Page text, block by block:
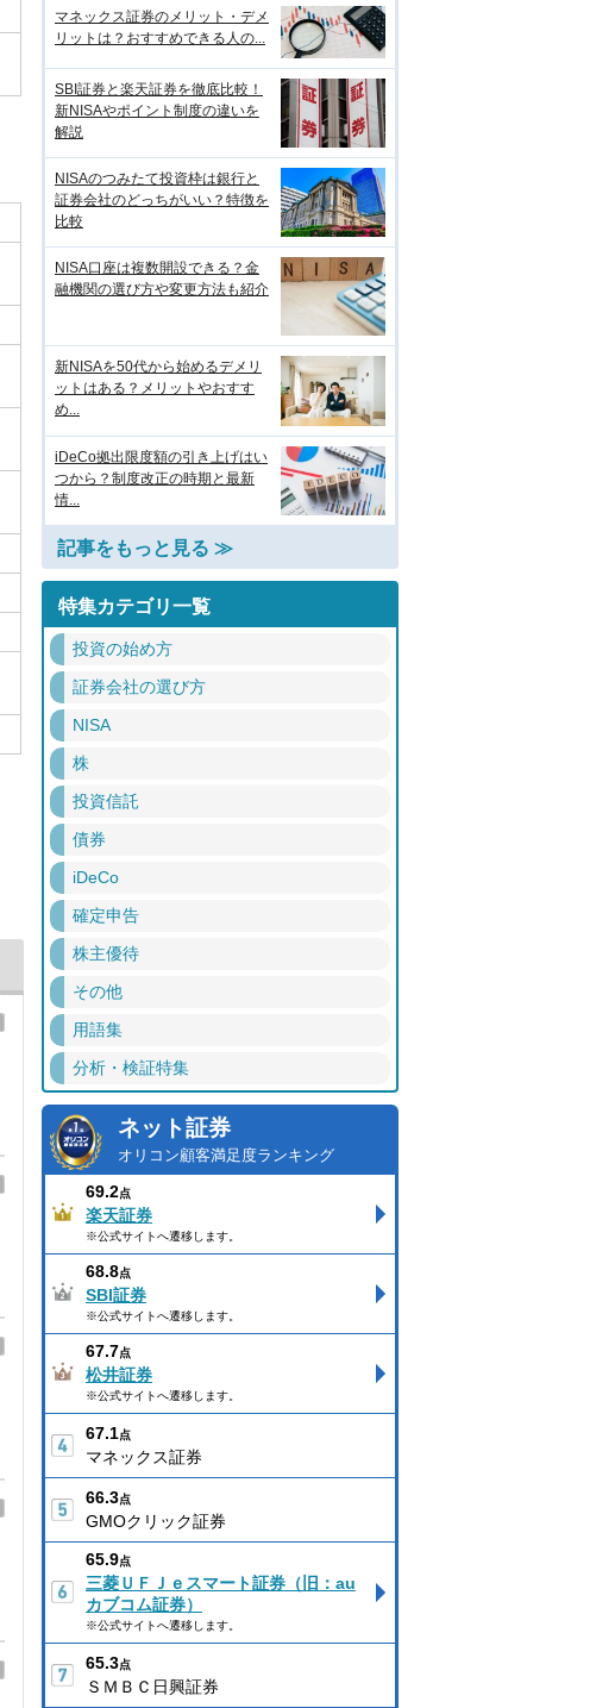
マネックス証券のメリット・デメ
リットは？おすすめできる人の...
SBI証券と楽天証券を徹底比較！
新NISAやポイント制度の違いを
解説
NISAのつみたて投資枠は銀行と
証券会社のどっちがいい？特徴を
比較
NISA口座は複数開設できる？金
融機関の選び方や変更方法も紹介
新NISAを50代から始めるデメリ
ットはある？メリットやおすす
め...
iDeCo拠出限度額の引き上げはい
つから？制度改正の時期と最新
情...
記事をもっと見る ≫
特集カテゴリ一覧
投資の始め方
証券会社の選び方
NISA
株
投資信託
債券
iDeCo
確定申告
株主優待
その他
用語集
分析・検証特集
ネット証券
オリコン顧客満足度ランキング
69.2点
楽天証券
※公式サイトへ遷移します。
68.8点
SBI証券
※公式サイトへ遷移します。
67.7点
松井証券
※公式サイトへ遷移します。
67.1点
マネックス証券
66.3点
GMOクリック証券
65.9点
三菱ＵＦＪｅスマート証券（旧：au
カブコム証券）
※公式サイトへ遷移します。
65.3点
ＳＭＢＣ日興証券